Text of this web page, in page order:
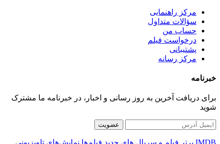
مرکز راهنمایی
سؤالات متداول
حساب من
درخواست فیلم
پشتیبانی
مرکز رسانه
خبرنامه
برای دریافت آخرین به روز رسانی و اخبار، در خبرنامه ما مشترک
شوید
عضویت